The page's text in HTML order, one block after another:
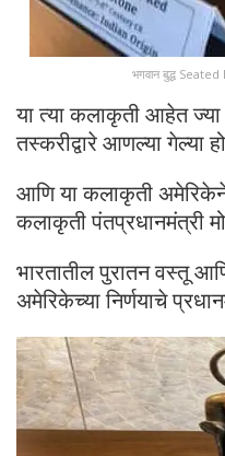
भगवान बुद्ध
या त्या कलाकृती आहेत ज्या
तस्करीद्वारे आणल्या गेल्या
आणि या कलाकृती अमेरिकेने
कलाकृती पंतप्रधानमंत्री
भारतातील पुरातन वस्तू
अमेरिकेच्या निर्णयाचे